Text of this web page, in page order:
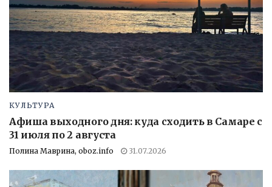
КУЛЬТУРА
Афиша выходного дня: куда сходить в Самаре с
31 июля по 2 августа
Полина Маврина, oboz.info 31.07.2026